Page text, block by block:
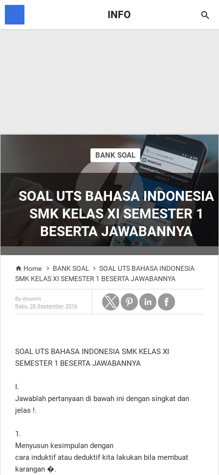
INFO 
SOAL UTS BAHASA INDONESIA
SMK KELAS XI SEMESTER 1
BESERTA JAWABANNYA
BANK SOAL
 Home  BANK SOAL  SOAL UTS BAHASA INDONESIA
SMK KELAS XI SEMESTER 1 BESERTA JAWABANNYA
By Anonim
Rabu, 28 September 2016
SOAL UTS BAHASA INDONESIA SMK KELAS XI
SEMESTER 1 BESERTA JAWABANNYA
I.
Jawablah pertanyaan di bawah ini dengan singkat dan
jelas !.
1.
Menyusun kesimpulan dengan
cara induktif atau deduktif kita lakukan bila membuat
karangan �.